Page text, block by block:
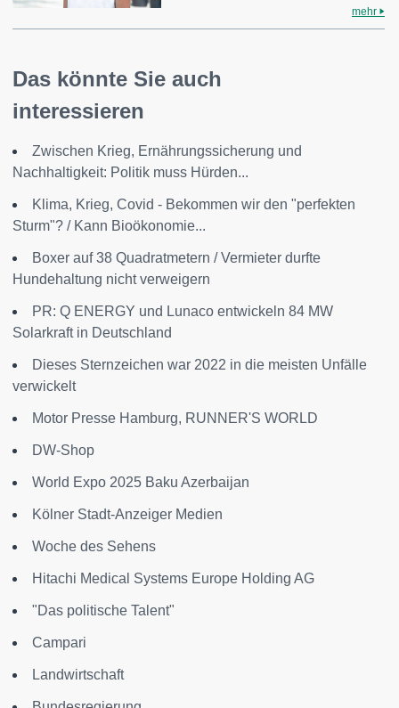
mehr
Das könnte Sie auch
interessieren
Zwischen Krieg, Ernährungssicherung und
Nachhaltigkeit: Politik muss Hürden...
Klima, Krieg, Covid - Bekommen wir den "perfekten
Sturm"? / Kann Bioökonomie...
Boxer auf 38 Quadratmetern / Vermieter durfte
Hundehaltung nicht verweigern
PR: Q ENERGY und Lunaco entwickeln 84 MW
Solarkraft in Deutschland
Dieses Sternzeichen war 2022 in die meisten Unfälle
verwickelt
Motor Presse Hamburg, RUNNER'S WORLD
DW-Shop
World Expo 2025 Baku Azerbaijan
Kölner Stadt-Anzeiger Medien
Woche des Sehens
Hitachi Medical Systems Europe Holding AG
"Das politische Talent"
Campari
Landwirtschaft